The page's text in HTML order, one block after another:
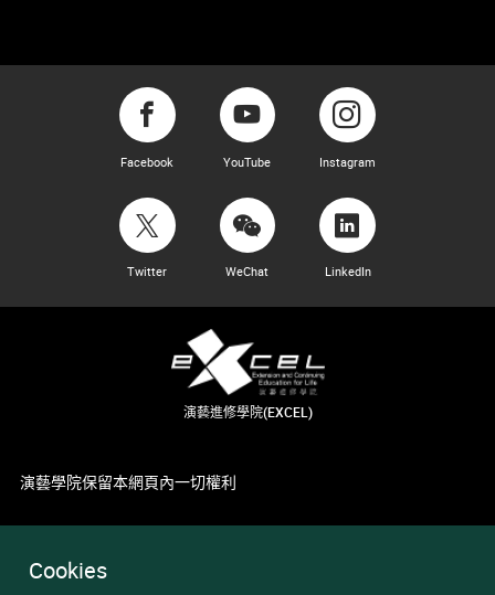
Cookies
Facebook YouTube Instagram
Twitter WeChat LinkedIn
演藝進修學院(EXCEL)
演藝學院保留本網頁內一切權利